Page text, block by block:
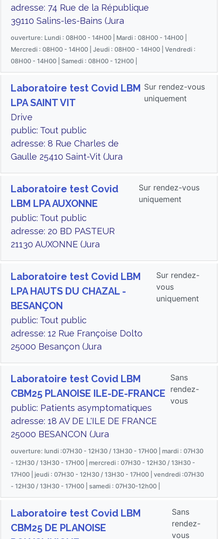
adresse: 74 Rue de la République
39110 Salins-les-Bains (Jura
ouverture: Lundi : 08H00 - 14H00 | Mardi : 08H00 - 14H00 |
Mercredi : 08H00 - 14H00 | Jeudi : 08H00 - 14H00 | Vendredi :
08H00 - 14H00 | Samedi : 08H00 - 12H00 |
Laboratoire test Covid LBM
LPA SAINT VIT
Drive
public: Tout public
adresse: 8 Rue Charles de
Gaulle 25410 Saint-Vit (Jura
Sur rendez-vous
uniquement
Laboratoire test Covid
LBM LPA AUXONNE
public: Tout public
adresse: 20 BD PASTEUR
21130 AUXONNE (Jura
Sur rendez-vous
uniquement
Laboratoire test Covid LBM
LPA HAUTS DU CHAZAL -
BESANÇON
public: Tout public
adresse: 12 Rue Françoise Dolto
25000 Besançon (Jura
Sur rendez-
vous
uniquement
Laboratoire test Covid LBM
CBM25 PLANOISE ILE-DE-FRANCE
public: Patients asymptomatiques
adresse: 18 AV DE L'ILE DE FRANCE
25000 BESANCON (Jura
Sans
rendez-
vous
ouverture: lundi :07H30 - 12H30 / 13H30 - 17H00 | mardi : 07H30
- 12H30 / 13H30 - 17H00 | mercredi : 07H30 - 12H30 / 13H30 -
17H00 | jeudi : 07H30 - 12H30 / 13H30 - 17H00 | vendredi :07H30
- 12H30 / 13H30 - 17H00 | samedi : 07H30-12h00 |
Laboratoire test Covid LBM
CBM25 DE PLANOISE
Sans
rendez-
vous